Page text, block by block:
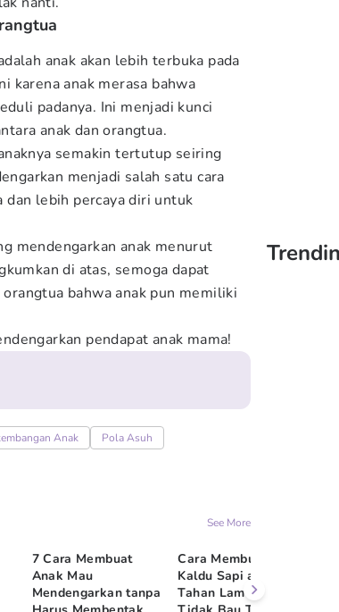
anak akan lebih terbuka pada
karena anak merasa bahwa
padanya. Ini menjadi kunci
anak dan orangtua.
semakin tertutup seiring
menjadi salah satu cara
dan lebih percaya diri untuk
mendengarkan anak menurut
di atas, semoga dapat
bahwa anak pun memiliki
pendapat anak mama!
Anak Pola Asuh
See More
7 Cara Membuat
Anak Mau
Mendengarkan tanpa
Cara Membuat Tallow
Kaldu Sapi agar
Tahan Lama dan